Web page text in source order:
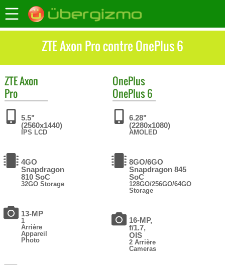
ZTE Axon Pro contre OnePlus 6
ZTEAxon
Pro
5.5"
(2560x1440)
IPS LCD
4GO
Snapdragon
810 SoC
32GO Storage
13-MP
1
Arrière
Appareil
Photo
OnePlus
OnePlus 6
6.28"
(2280x1080)
AMOLED
8GO/6GO
Snapdragon 845
SoC
128GO/256GO/64GO
Storage
16-MP,
f/1.7,
OIS
2 Arrière
Cameras